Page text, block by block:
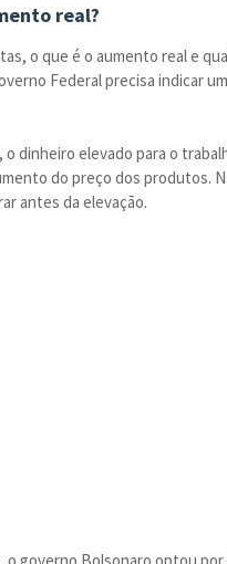
real?
o que é o aumento real e
Federal precisa indicar
dinheiro elevado para o
do preço dos produtos.
antes da elevação.